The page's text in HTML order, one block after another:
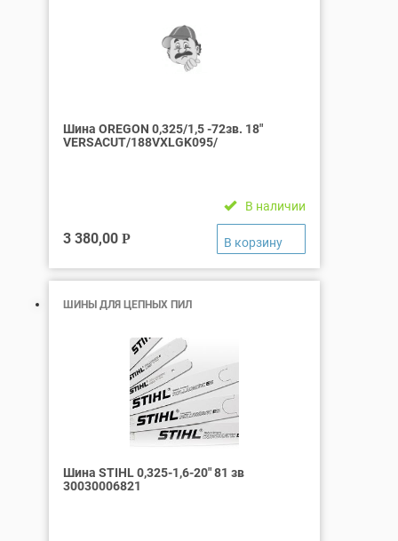
Шина OREGON 0,325/1,5 -72зв. 18″
VERSACUT/188VXLGK095/
В наличии
3 380,00 Р
ШИНЫ ДЛЯ ЦЕПНЫХ ПИЛ
Шина STIHL 0,325-1,6-20″ 81 зв
30030006821